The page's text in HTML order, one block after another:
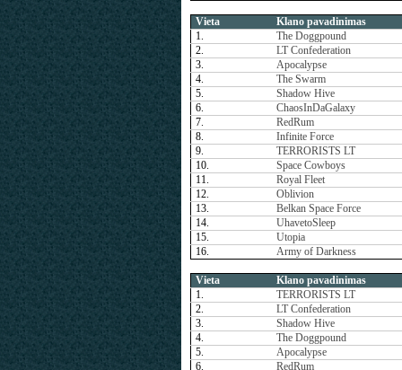
Vieta
Klano pavadinimas
1.
The Doggpound
2.
LT Confederation
3.
Apocalypse
4.
The Swarm
5.
Shadow Hive
6.
ChaosInDaGalaxy
7.
RedRum
8.
Infinite Force
9.
TERRORISTS LT
10.
Space Cowboys
11.
Royal Fleet
12.
Oblivion
13.
Belkan Space Force
14.
UhavetoSleep
15.
Utopia
16.
Army of Darkness
Vieta
Klano pavadinimas
1.
TERRORISTS LT
2.
LT Confederation
3.
Shadow Hive
4.
The Doggpound
5.
Apocalypse
6.
RedRum